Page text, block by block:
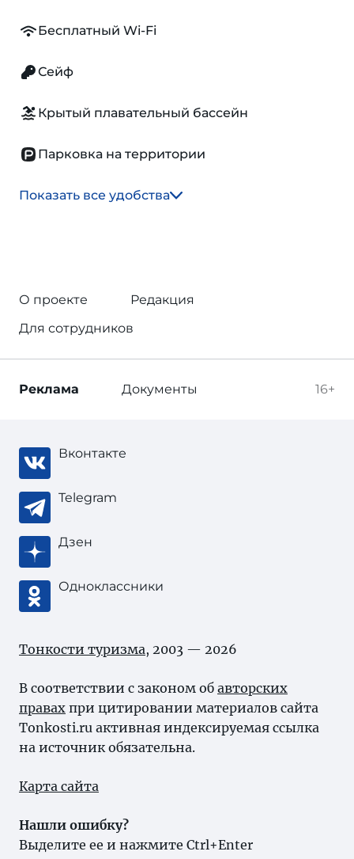
Бесплатный Wi-Fi
Сейф
Крытый плавательный бассейн
Парковка на территории
Показать все удобства
О проекте
Редакция
Для сотрудников
16+
Реклама Документы
Вконтакте
Telegram
Дзен
Одноклассники
Тонкости туризма, 2003 — 2026
В соответствии с законом об авторских
правах при цитировании материалов сайта
Tonkosti.ru активная индексируемая ссылка
на источник обязательна.
Карта сайта
Нашли ошибку?
Выделите ее и нажмите Ctrl+Enter